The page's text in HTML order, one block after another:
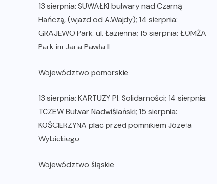
13 sierpnia: SUWAŁKI bulwary nad Czarną
Hańczą, (wjazd od A.Wajdy); 14 sierpnia:
GRAJEWO Park, ul. Łazienna; 15 sierpnia: ŁOMŻA
Park im Jana Pawła II
Województwo pomorskie
13 sierpnia: KARTUZY Pl. Solidarności; 14 sierpnia:
TCZEW Bulwar Nadwiślański; 15 sierpnia:
KOŚCIERZYNA plac przed pomnikiem Józefa
Wybickiego
Województwo śląskie